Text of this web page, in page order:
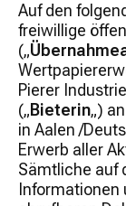
Auf den
freiwillige
(„
Pierer
(„Bieterin„)
in Aalen /
Erwerb aller
Sämtliche auf